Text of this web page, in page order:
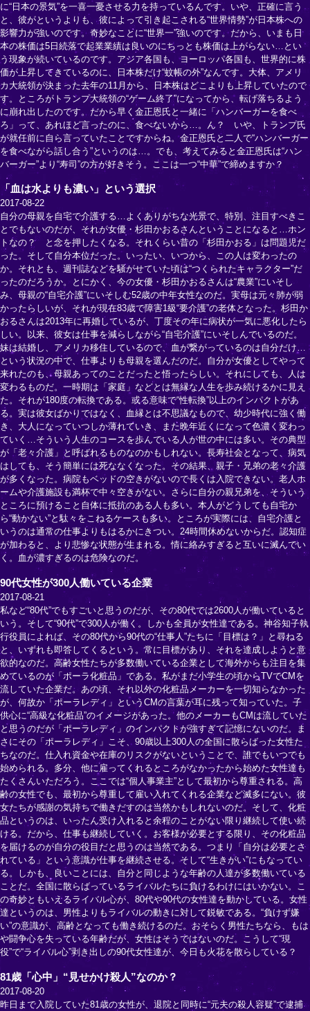
に“日本の景気”を一喜一憂させる力を持っているんです。いや、正確に言う
と、彼がというよりも、彼によって引き起こされる“世界情勢”が日本株への
影響力が強いのです。奇妙なことに“世界一”強いのです。だから、いまも日
本の株価は5日続落で起業業績は良いのにちっとも株価は上がらない…とい
う現象が続いているのです。アジア各国も、ヨーロッパ各国も、世界的に株
価が上昇してきているのに、日本株だけ“蚊帳の外”なんです。大体、アメリ
カ大統領が決まった去年の11月から、日本株はどこよりも上昇していたので
す。ところがトランプ大統領の“ゲーム終了”になってから、転げ落ちるよう
に崩れ出したのです。だから早く金正恩氏と一緒に「ハンバーガーを食べ
ろ」って、あれほど言ったのに、食べないから…。ん？ いや、トランプ氏
が就任前に自ら言っていたことですからね。金正恩氏と二人で“ハンバーガー
を食べながら話し合う”というのは…。でも、考えてみると金正恩氏は“ハン
バーガー”より“寿司”の方が好きそう。ここは一つ“中華”で締めますか？
「血は水よりも濃い」という選択
2017-08-22
自分の母親を自宅で介護する…よくありがちな光景で、特別、注目すべきこ
とでもないのだが、それが女優・杉田かおるさんということになると…ホン
トなの？ と念を押したくなる。それくらい昔の「杉田かおる」は問題児だ
った。そして自分本位だった。いったい、いつから、この人は変わったの
か。それとも、週刊誌などを騒がせていた頃は“つくられたキャラクター”だ
ったのだろうか。とにかく、今の女優・杉田かおるさんは“農業”にいそし
み、母親の“自宅介護”にいそしむ52歳の中年女性なのだ。実母は元々肺が弱
かったらしいが、それが現在83歳で障害1級“要介護”の老体となった。杉田か
おるさんは2013年に再婚しているが、丁度その年に病状が一気に悪化したら
しい。以来、彼女は仕事を減らしながら“自宅介護”にいそしんでいるのだ。
妹は結婚し、アメリカ移住しているので、血が繋がっているのは自分だけ…
という状況の中で、仕事よりも母親を選んだのだ。自分が女優としてやって
来れたのも、母親あってのことだったと悟ったらしい。それにしても、人は
変わるものだ。一時期は「家庭」などとは無縁な人生を歩み続けるかに見え
た。それが180度の転換である。或る意味で“性転換”以上のインパクトがあ
る。実は彼女ばかりではなく、血縁とは不思議なもので、幼少時代に強く働
き、大人になっていつしか薄れていき、また晩年近くになって色濃く変わっ
ていく…そういう人生のコースを歩んでいる人が世の中には多い。その典型
が「老々介護」と呼ばれるものなのかもしれない。長寿社会となって、病気
はしても、そう簡単には死ななくなった。その結果、親子・兄弟の老々介護
が多くなった。病院もベッドの空きがないので長くは入院できない。老人ホ
ームや介護施設も満杯で中々空きがない。さらに自分の親兄弟を、そういう
ところに預けること自体に抵抗のある人も多い。本人がどうしても自宅か
ら“動かない”と駄々をこねるケースも多い。ところが実際には、自宅介護と
いうのは通常の仕事よりもはるかにきつい。24時間休めないからだ。認知症
が加わると、より悲惨な状態が生まれる。情に絡みすぎると互いに滅んでい
く。血が濃すぎるのは危険なのだ。
90代女性が300人働いている企業
2017-08-21
私など“80代”でもすごいと思うのだが、その80代では2600人が働いていると
いう。そして“90代”で300人が働く。しかも全員が女性達である。神谷知子執
行役員によれば、その80代から90代の“仕事人”たちに「目標は？」と尋ねる
と、いずれも即答してくるという。常に目標があり、それを達成しようと意
欲的なのだ。高齢女性たちが多数働いている企業として海外からも注目を集
めているのが「ポーラ化粧品」である。私がまだ小学生の頃からTVでCMを
流していた企業だ。あの頃、それ以外の化粧品メーカーを一切知らなかった
が、何故か「ポーラレディ」というCMの言葉が耳に残って知っていた。子
供心に“高級な化粧品”のイメージがあった。他のメーカーもCMは流していた
と思うのだが「ポーラレディ」のインパクトが強すぎて記憶にないのだ。ま
さにその「ポーラレディ」こそ、90歳以上300人の全国に散らばった女性た
ちなのだ。仕入れ資金や在庫のリスクがないということで、誰でもいつでも
始められる。多分、他に雇ってくれるところがなかったから始めた女性達も
たくさんいただろう。ここでは“個人事業主”として最初から尊重される。高
齢の女性でも、最初から尊重して雇い入れてくれる企業など滅多にない。彼
女たちが感謝の気持ちで働きだすのは当然かもしれないのだ。そして、化粧
品というのは、いったん受け入れると余程のことがない限り継続して使い続
ける。だから、仕事も継続していく。お客様が必要とする限り、その化粧品
を届けるのが自分の役目だと思うのは当然である。つまり「自分は必要とさ
れている」という意識が仕事を継続させる。そして“生きがい”にもなってい
る。しかも、良いことには、自分と同じような年齢の人達が多数働いている
ことだ。全国に散らばっているライバルたちに負けるわけにはいかない。こ
の奇妙ともいえるライバル心が、80代や90代の女性達を動かしている。女性
達というのは、男性よりもライバルの動きに対して鋭敏である。“負けず嫌
い”の意識が、高齢となっても働き続けるのだ。おそらく男性たちなら、もは
や闘争心を失っている年齢だが、女性はそうではないのだ。こうして“現
役”で“ライバル心”剥き出しの90代女性達が、今日も火花を散らしている？
81歳「心中」“見せかけ殺人”なのか？
2017-08-20
昨日まで入院していた81歳の女性が、退院と同時に“元夫の殺人容疑”で逮捕